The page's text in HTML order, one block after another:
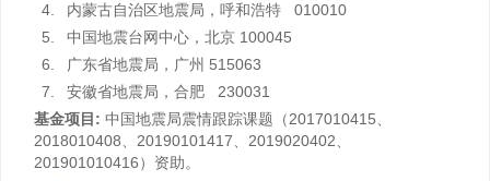
4.
内蒙古自治区地震局，呼和浩特 010010
5.
中国地震台网中心，北京 100045
6.
广东省地震局，广州 515063
7.
安徽省地震局，合肥 230031
基金项目: 中国地震局震情跟踪课题（2017010415、
2018010408、20190101417、2019020402、
201901010416）资助。